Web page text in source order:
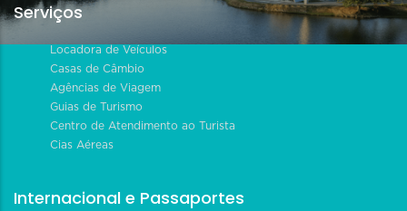
Serviços
Locadora de Veículos
Casas de Câmbio
Agências de Viagem
Guias de Turismo
Centro de Atendimento ao Turista
Cias Aéreas
Internacional e Passaportes